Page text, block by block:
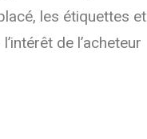
les étiquettes et
de l’acheteur